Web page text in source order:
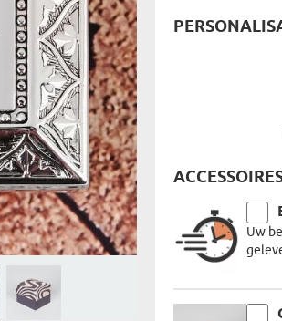
VOEDINGSMIDDELEN
SOORT CADEAU
Uw